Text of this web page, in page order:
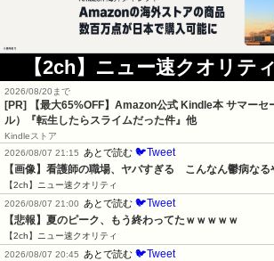
【2ch】ニュー速クオリテ
2026/08/20まで
[PR]
【最大65%OFF】Amazon公式 Kindle本 サマーセ
ル）『転生したらスライムだった件』他
Kindleストア
2026/08/07 21:15
あとで読む 🐦Tweet
【画像】看護師の職場、ヤバすぎる　こんなん鬱病な
【2ch】ニュー速クオリティ
2026/08/07 21:00
あとで読む 🐦Tweet
【悲報】夏のピーク、もう終わってたｗｗｗｗｗ
【2ch】ニュー速クオリティ
2026/08/07 20:45
あとで読む 🐦Tweet